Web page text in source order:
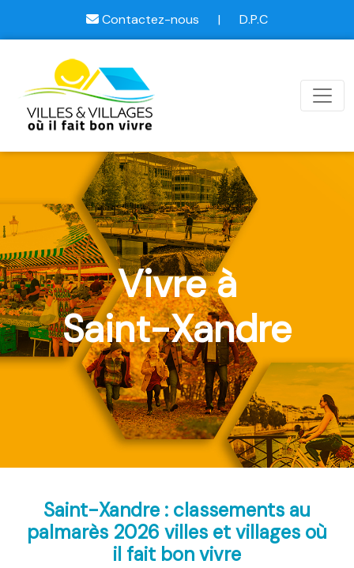
Contactez-nous | D.P.C
Vivre à
Saint-Xandre
Saint-Xandre : classements au
palmarès 2026 villes et villages où
il fait bon vivre